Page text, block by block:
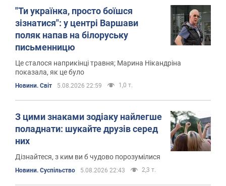
"Ти українка, просто боїшся
зізнатися": у центрі Варшави
поляк напав на білоруську
письменницю
Це сталося наприкінці травня; Марина Нікандріна
показала, як це було
Новини. Світ 5.08.2026 22:59 1,0 т.
З цими знаками зодіаку найлегше
поладнати: шукайте друзів серед
них
Дізнайтеся, з ким ви б чудово порозумілися
Новини. Суспільство 5.08.2026 22:43 2,3 т.